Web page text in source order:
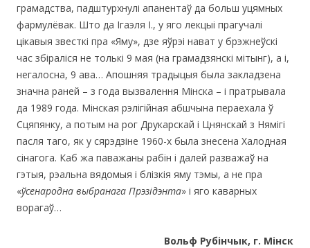
грамадства, падштурхнулі апанентаў да больш уцямных
фармулёвак. Што да Ігаэля І., у яго лекцыі прагучалі
цікавыя звесткі пра «Яму», дзе яўрэі нават у брэжнеўскі
час збіраліся не толькі 9 мая (на грамадзянскі мітынг), а і,
негалосна, 9 ава… Апошняя традыцыя была закладзена
значна раней – з года вызвалення Мінска – і пратрывала
да 1989 года. Мінская рэлігійная абшчына пераехала ў
Сцяпянку, а потым на рог Друкарскай і Цнянскай з Нямігі
пасля таго, як у сярэдзіне 1960-х была знесена Халодная
сінагога. Каб жа паважаны рабін і далей разважаў на
гэтыя, рэальна вядомыя і блізкія яму тэмы, а не пра
«ўсенародна выбранага Прэзідэнта» і яго каварных
ворагаў…
Вольф Рубінчык, г. Мінск